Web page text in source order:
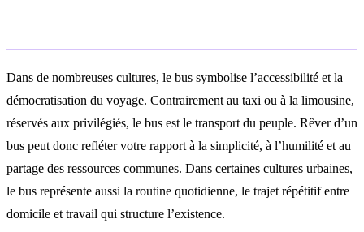
Dans de nombreuses cultures, le bus symbolise l’accessibilité et la
démocratisation du voyage. Contrairement au taxi ou à la limousine,
réservés aux privilégiés, le bus est le transport du peuple. Rêver d’un
bus peut donc refléter votre rapport à la simplicité, à l’humilité et au
partage des ressources communes. Dans certaines cultures urbaines,
le bus représente aussi la routine quotidienne, le trajet répétitif entre
domicile et travail qui structure l’existence.